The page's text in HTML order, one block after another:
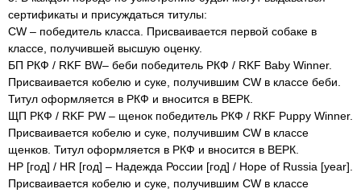
сертификаты и присуждаться титулы:
CW – победитель класса. Присваивается первой собаке в
классе, получившей высшую оценку.
БП РКФ / RKF BW– беби победитель РКФ / RKF Baby Winner.
Присваивается кобелю и суке, получившим CW в классе беби.
Титул оформляется в РКФ и вносится в ВЕРК.
ЩП РКФ / RKF PW – щенок победитель РКФ / RKF Puppy Winner.
Присваивается кобелю и суке, получившим CW в классе
щенков. Титул оформляется в РКФ и вносится в ВЕРК.
НР [год] / HR [год] – Надежда России [год] / Hope of Russia [year].
Присваивается кобелю и суке, получившим CW в классе